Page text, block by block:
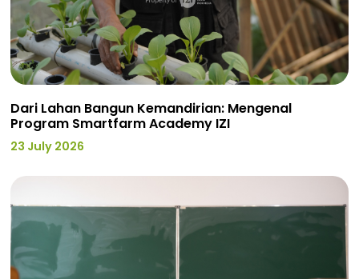
Dari Lahan Bangun Kemandirian: Mengenal
Program Smartfarm Academy IZI
23 July 2026